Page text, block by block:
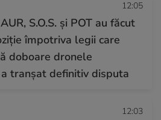
12:05
S.O.S. și POT au făcut
împotriva legii care
doboare dronele
a tranșat definitiv disputa
12:03